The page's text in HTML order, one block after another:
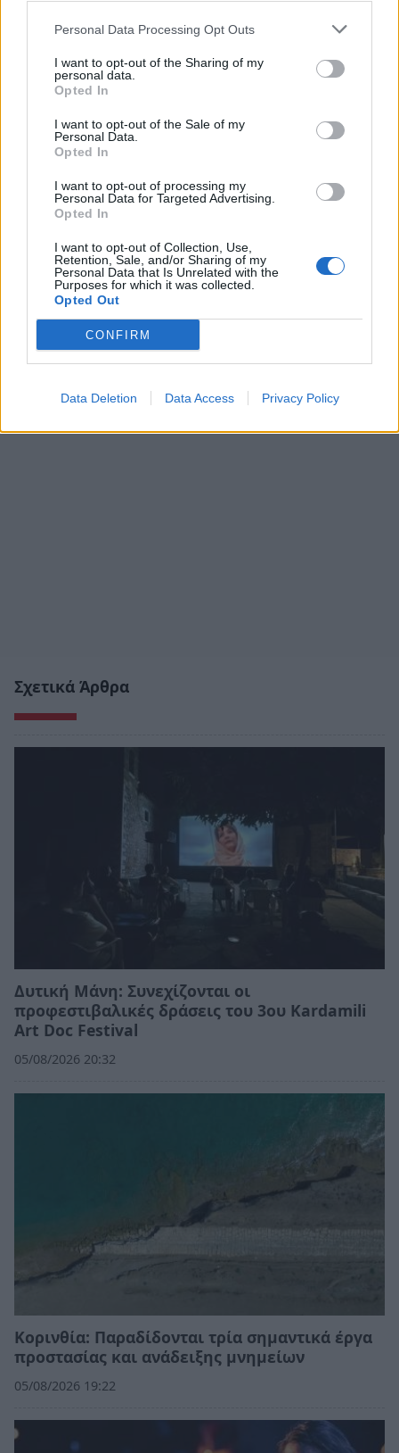
Personal Data Processing Opt Outs
I want to opt-out of the Sharing of my
personal data.
Opted In
I want to opt-out of the Sale of my
Personal Data.
Opted In
I want to opt-out of processing my
Personal Data for Targeted Advertising.
Opted In
I want to opt-out of Collection, Use,
Retention, Sale, and/or Sharing of my
Personal Data that Is Unrelated with the
Purposes for which it was collected.
Opted Out
CONFIRM
Data Deletion Data Access Privacy Policy
ΠΟΛΙΤΙΣΜΟΣ
Σχετικά Άρθρα
Δυτική Μάνη: Συνεχίζονται οι
προφεστιβαλικές δράσεις του 3ου Kardamili
Art Doc Festival
05/08/2026 20:32
Κορινθία: Παραδίδονται τρία σημαντικά έργα
προστασίας και ανάδειξης μνημείων
05/08/2026 19:22